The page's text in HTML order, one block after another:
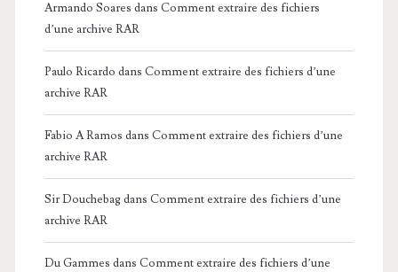
Armando Soares dans Comment extraire des fichiers
d’une archive RAR
Paulo Ricardo dans Comment extraire des fichiers d’une
archive RAR
Fabio A Ramos dans Comment extraire des fichiers d’une
archive RAR
Sir Douchebagdans Comment extraire des fichiers d’une
archive RAR
Du Gammes dans Comment extraire des fichiers d’une